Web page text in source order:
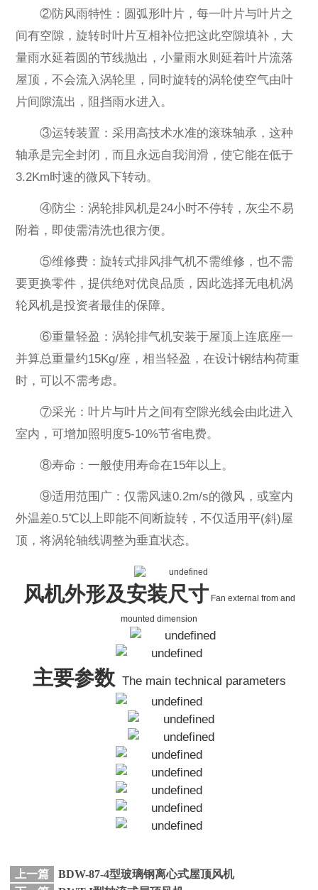
②防风雨特性：圆弧形叶片，每一叶片与叶片之
间有空隙，旋转时叶片互相补位把这此空隙填补，大
量雨水延着圆的节线抛出，小量雨水则延着叶片流落
屋顶，不会流入涡轮里，同时旋转的涡轮使空气由叶
片间隙流出，阻挡雨水进入。
③运转装置：采用高技术水准的滚珠轴承，这种
轴承是完全封闭，而且永远自我润滑，使它能在低于
3.2Km时速的微风下转动。
④防尘：涡轮排风机是24小时不停转，灰尘不易
附着，即使需清洗也很方便。
⑤维修费：旋转式排风排气机不需维修，也不需
要更换零件，提供绝对优良品质，因此选择无电机涡
轮风机是投资者最佳的保障。
⑥重量轻盈：涡轮排气机安装于屋顶上连底座一
并算总重量约15Kg/座，相当轻盈，在设计钢结构荷重
时，可以不需考虑。
⑦采光：叶片与叶片之间有空隙光线会由此进入
室内，可增加照明度5-10%节省电费。
⑧寿命：一般使用寿命在15年以上。
⑨适用范围广：仅需风速0.2m/s的微风，或室内
外温差0.5℃以上即能不间断旋转，不仅适用平(斜)屋
顶，将涡轮轴线调整为垂直状态。
风机外形及安装尺寸 Fan external from and
mounted dimension
主要参数The main technical parameters
上一篇
BDW-87-4型玻璃钢离心式屋顶风机